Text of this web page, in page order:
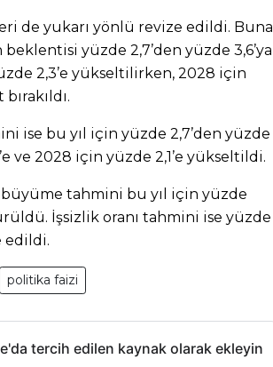
de yukarı yönlü revize edildi. Buna
yüzde 2,7’den yüzde 3,6’ya
2,3’e yükseltilirken, 2028 için
ise bu yıl için yüzde 2,7’den yüzde
ve 2028 için yüzde 2,1’e yükseltildi.
tahmini bu yıl için yüzde
İşsizlik oranı tahmini ise yüzde
edildi.
politika faizi
tercih edilen kaynak olarak ekleyin